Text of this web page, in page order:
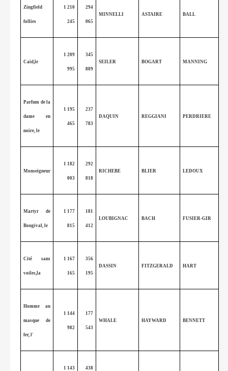
Zingfield
follies
1 210
245
294
065
MINNELLI ASTAIRE BALL
Caïd,le
1 209
995
345
809
SEILER BOGART MANNING
Parfum de la
dame en
noire, le
1 195
465
237
783
DAQUIN REGGIANI PERDRIERE
Monseigneur
1 182
003
292
818
RICHEBE BLIER LEDOUX
Martyr de
Bougival, le
1 177
815
181
412
LOUBIGNAC BACH FUSIER-GIR
Cité sans
voiles,la
1 167
165
356
195
DASSIN FITZGERALD HART
Homme au
masque de
fer, l'
1 144
982
177
543
WHALE HAYWARD BENNETT
1 143 438